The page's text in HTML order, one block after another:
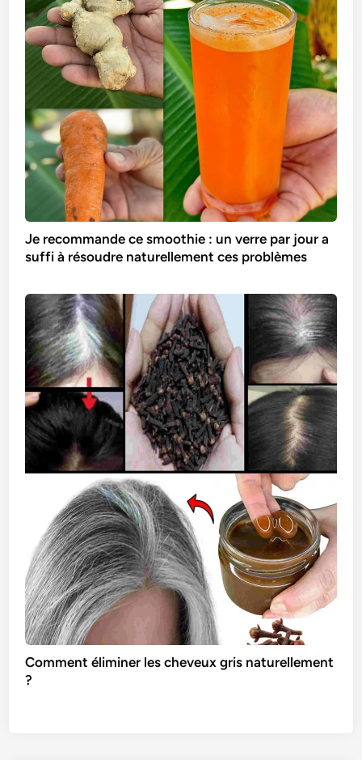
Je recommande ce smoothie : un verre par jour a
suffi à résoudre naturellement ces problèmes
Comment éliminer les cheveux gris naturellement
?